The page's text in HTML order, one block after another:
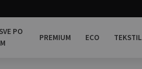
PO
PREMIUM ECO TEKSTIL